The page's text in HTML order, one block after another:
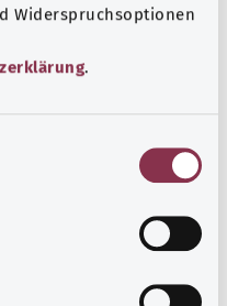
Widerspruchsoptionen
.